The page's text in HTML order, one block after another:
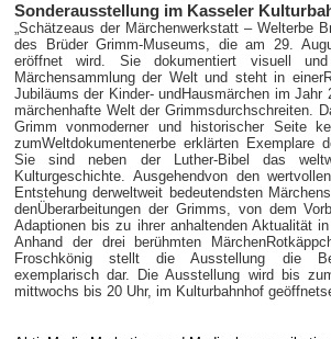
Sonderausstellung im Kasseler
„Schätzeaus der Märchenwerkstatt – Welterbe
des Brüder Grimm-Museums, die am 29.
eröffnet wird. Sie dokumentiert visuell
Märchensammlung der Welt und steht in
Jubiläums der Kinder- undHausmärchen im
märchenhafte Welt der Grimmsdurchschreiten.
Grimm vonmoderner und historischer Seite
zumWeltdokumentenerbe erklärten Exemplare
Sie sind neben der Luther-Bibel das
Kulturgeschichte. Ausgehendvon den
Entstehung derweltweit bedeutendsten
denÜberarbeitungen der Grimms, von dem
Adaptionen bis zu ihrer anhaltenden Aktualität
Anhand der drei berühmten
Froschkönig stellt die Ausstellung die
exemplarisch dar. Die Ausstellung wird bis
mittwochs bis 20 Uhr, im Kulturbahnhof